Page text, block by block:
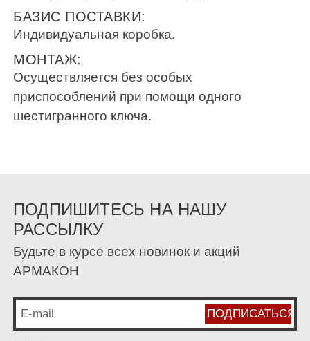
БАЗИС ПОСТАВКИ:
Индивидуальная коробка.
МОНТАЖ:
Осуществляется без особых
приспособлений при помощи одного
шестигранного ключа.
ПОДПИШИТЕСЬ НА НАШУ
РАССЫЛКУ
Будьте в курсе всех новинок и акций
АРМАКОН